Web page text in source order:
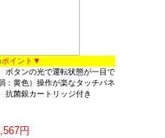
ポイント▼
ボタンの光で運転状態が一目で
：黄色）操作が楽なタッチパネ
抗菌銀カートリッジ付き
円